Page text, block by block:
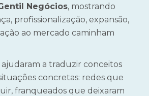
Negócios, mostrando
profissionalização, expansão,
ao mercado caminham
ajudaram a traduzir conceitos
concretas: redes que
franqueados que deixaram